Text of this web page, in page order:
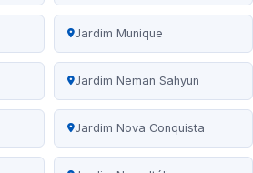
Jardim Munique
Jardim Neman Sahyun
Jardim Nova Conquista